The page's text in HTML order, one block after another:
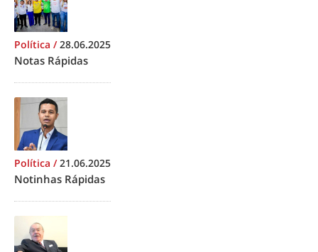
Política /28.06.2025
Notas Rápidas
Política /21.06.2025
Notinhas Rápidas